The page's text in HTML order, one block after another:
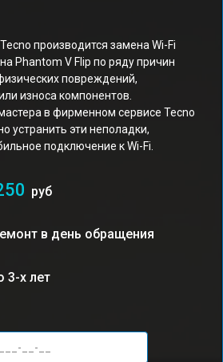
производится замена Wi-Fi
Phantom V Flip по ряду причин
повреждений,
износа компонентов.
в фирменном сервисе Tecno
устранить эти неполадки,
подключение к Wi-Fi.
руб
в день обращения
3-х лет